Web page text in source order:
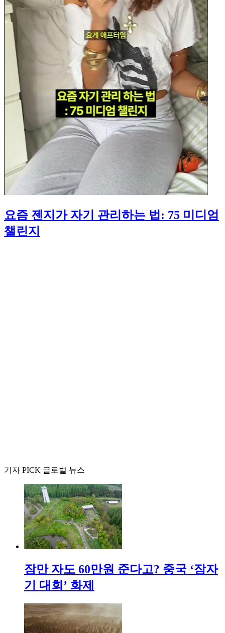
요즘 젠지가 자기 관리하는 법: 75 미디엄
챌린지
기자 PICK 글로벌 뉴스
잠만 자도 60만원 준다고? 중국 ‘잠자
기 대회’ 화제